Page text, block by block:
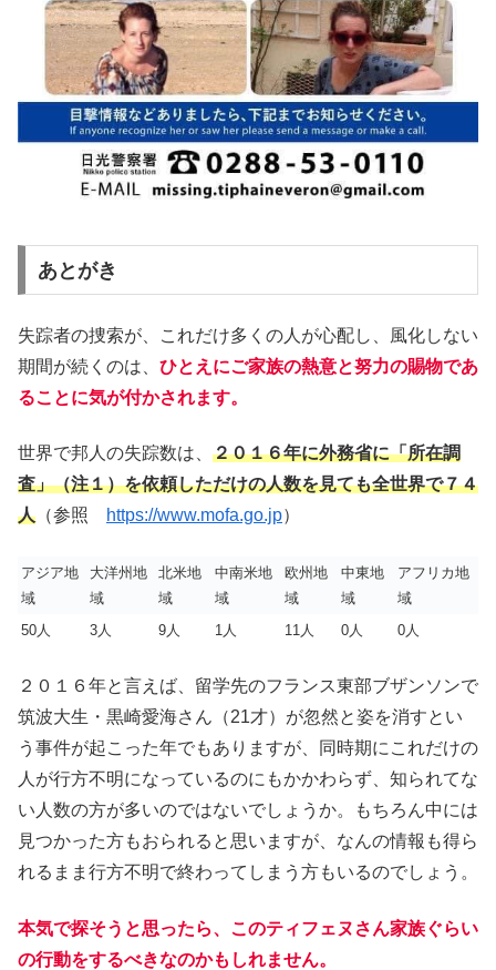
あとがき
失踪者の捜索が、これだけ多くの人が心配し、風化しない
期間が続くのは、 ひとえにご家族の熱意と努力の賜物であ
ることに気が付かされます。
世界で邦人の失踪数は、 ２０１６年に外務省に「所在調
査」（注１）を依頼しただけの人数を見ても全世界で７４
人 （参照 https://www.mofa.go.jp）
アジア地
域
大洋州地
域
北米地
域
中南米地
域
欧州地
域
中東地
域
アフリカ地
域
50人
3人 9人 1人 11人 0人 0人
２０１６年と言えば、留学先のフランス東部ブザンソンで
筑波大生・黒崎愛海さん（21才）が忽然と姿を消すとい
う事件が起こった年でもありますが、同時期にこれだけの
人が行方不明になっているのにもかかわらず、知られてな
い人数の方が多いのではないでしょうか。もちろん中には
見つかった方もおられると思いますが、なんの情報も得ら
れるまま行方不明で終わってしまう方もいるのでしょう。
本気で探そうと思ったら、このティフェヌさん家族ぐらい
の行動をするべきなのかもしれません。